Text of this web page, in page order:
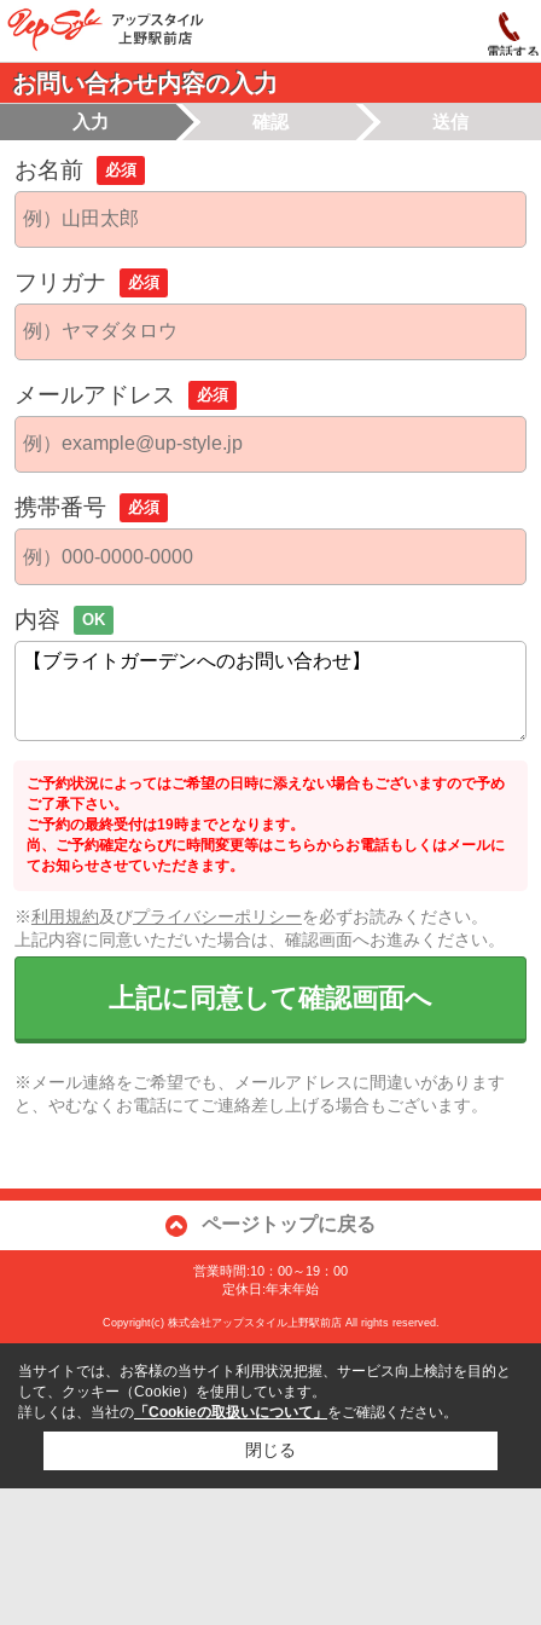
電話する
お問い合わせ内容の入力
入力 確認 送信
お名前 必須
フリガナ 必須
メールアドレス 必須
携帯番号 必須
内容 OK
ご予約状況によってはご希望の日時に添えない場合もございますので予め
ご了承下さい。
ご予約の最終受付は19時までとなります。
尚、ご予約確定ならびに時間変更等はこちらからお電話もしくはメールに
てお知らせさせていただきます。
※利用規約及びプライバシーポリシーを必ずお読みください。
上記内容に同意いただいた場合は、確認画面へお進みください。
上記に同意して確認画面へ
※メール連絡をご希望でも、メールアドレスに間違いがあります
と、やむなくお電話にてご連絡差し上げる場合もございます。
ページトップに戻る
営業時間:10：00～19：00
定休日:年末年始
Copyright(c) 株式会社アップスタイル上野駅前店 All rights reserved.
当サイトでは、お客様の当サイト利用状況把握、サービス向上検討を目的と
して、クッキー（Cookie）を使用しています。
詳しくは、当社の 「Cookieの取扱いについて」 をご確認ください。
閉じる